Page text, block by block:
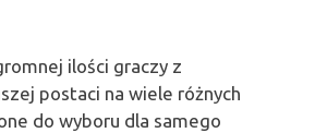
ilości graczy z
postaci na wiele różnych
do wyboru dla samego